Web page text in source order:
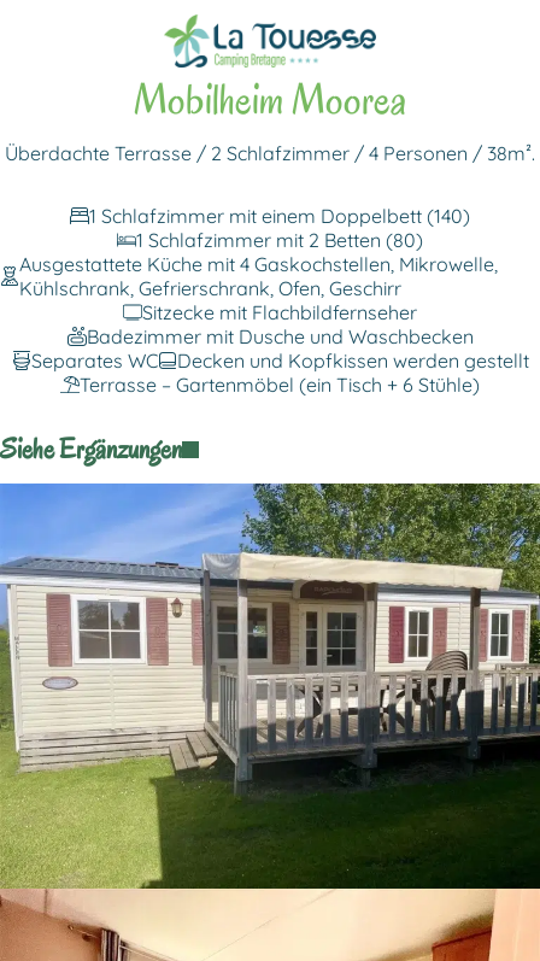
Zurück zu den Unterkünften
Mobilheim Moorea
Überdachte Terrasse / 2 Schlafzimmer / 4 Personen / 38m².
1 Schlafzimmer mit einem Doppelbett (140)
1 Schlafzimmer mit 2 Betten (80)
Ausgestattete Küche mit 4 Gaskochstellen, Mikrowelle,
Kühlschrank, Gefrierschrank, Ofen, Geschirr
Sitzecke mit Flachbildfernseher
Badezimmer mit Dusche und Waschbecken
Separates WC
Decken und Kopfkissen werden gestellt
Terrasse – Gartenmöbel (ein Tisch + 6 Stühle)
Siehe Ergänzungen